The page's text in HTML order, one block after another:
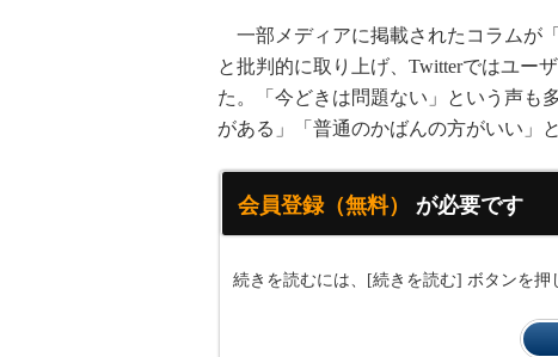
一部メディアに掲載されたコラムが「
と批判的に取り上げ、Twitterではユー
た。「今どきは問題ない」という声も
がある」「普通のかばんの方がいい」
会員登録（無料） が必要です
続きを読むには、[続きを読む] ボタンを押